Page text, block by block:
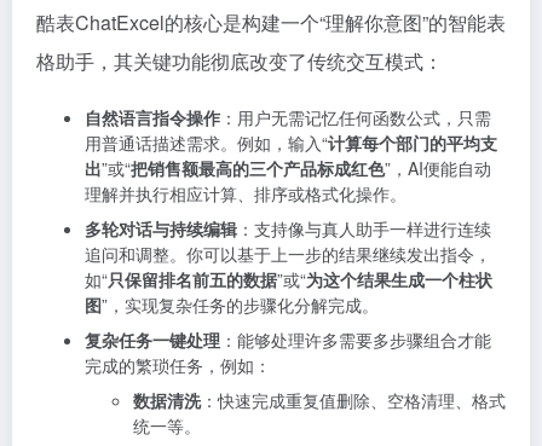
酷表ChatExcel的核心是构建一个“理解你意图”的智能表
格助手，其关键功能彻底改变了传统交互模式：
自然语言指令操作 ：用户无需记忆任何函数公式，只需
用普通话描述需求。例如，输入“计算每个部门的平均支
出”或“把销售额最高的三个产品标成红色”，AI便能自动
理解并执行相应计算、排序或格式化操作。
多轮对话与持续编辑 ：支持像与真人助手一样进行连续
追问和调整。你可以基于上一步的结果继续发出指令，
如“只保留排名前五的数据”或“为这个结果生成一个柱状
图”，实现复杂任务的步骤化分解完成。
复杂任务一键处理 ：能够处理许多需要多步骤组合才能
完成的繁琐任务，例如：
数据清洗：快速完成重复值删除、空格清理、格式
统一等。